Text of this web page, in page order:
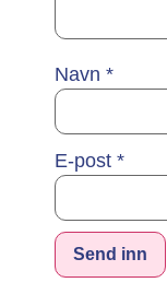
Navn *
E-post *